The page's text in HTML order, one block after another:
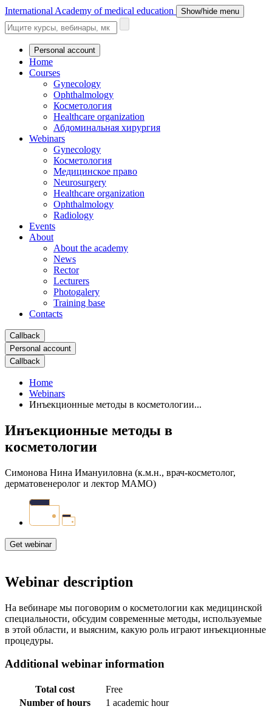
International Academy of medical education Show/hide menu
Personal account
Home
Courses
Gynecology
Ophthalmology
Косметология
Healthcare organization
Абдоминальная хирургия
Webinars
Gynecology
Косметология
Медицинское право
Neurosurgery
Healthcare organization
Ophthalmology
Radiology
Events
About
About the academy
News
Rector
Lecturers
Photogalery
Training base
Contacts
Сallback
Personal account
Сallback
Home
Webinars
Инъекционные методы в косметологии...
Инъекционные методы в
косметологии
Симонова Нина Имануиловна (к.м.н., врач-косметолог,
дерматовенеролог и лектор МАМО)
Get webinar
Webinar description
На вебинаре мы поговорим о косметологии как медицинской
специальности, обсудим современные методы, используемые
в этой области, и выясним, какую роль играют инъекционные
процедуры.
Additional webinar information
Total cost
Free
Number of hours
1 academic hour